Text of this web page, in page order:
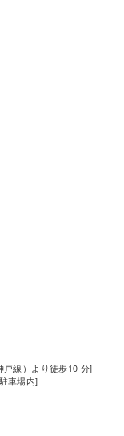
線）より徒歩10 分]
車場内]